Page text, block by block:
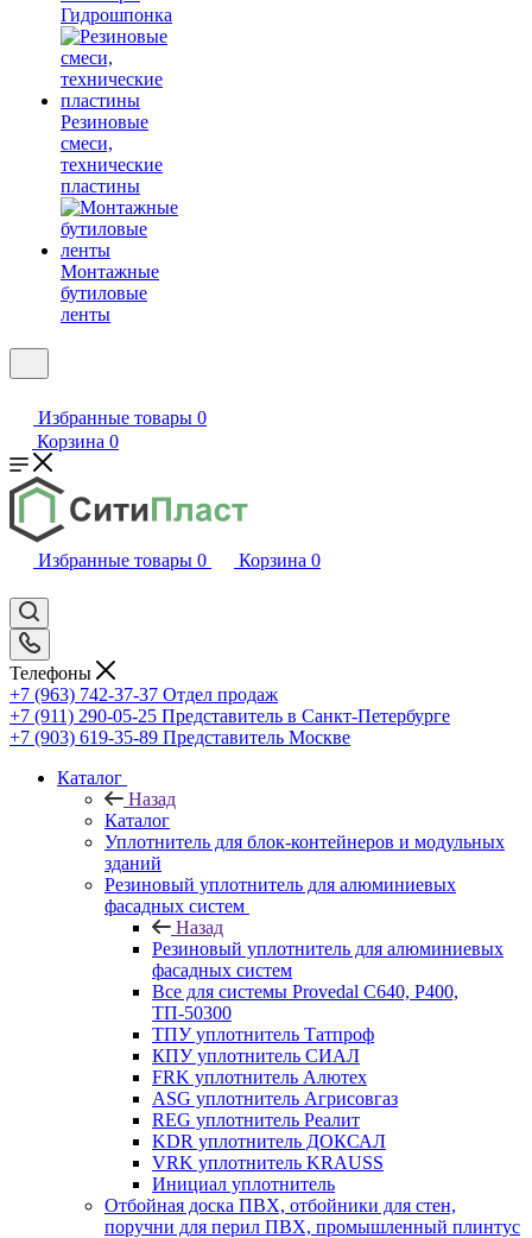
Гидрошпонка
Резиновые
смеси,
технические
пластины
Монтажные
бутиловые
ленты
Избранные товары 0
Корзина 0
Избранные товары 0 Корзина 0
Телефоны
+7 (963) 742-37-37 Отдел продаж
+7 (911) 290-05-25 Представитель в Санкт-Петербурге
+7 (903) 619-35-89 Представитель Москве
Каталог
Назад
Каталог
Уплотнитель для блок-контейнеров и модульных
зданий
Резиновый уплотнитель для алюминиевых
фасадных систем
Назад
Резиновый уплотнитель для алюминиевых
фасадных систем
Все для системы Provedal С640, Р400,
ТП-50300
ТПУ уплотнитель Татпроф
КПУ уплотнитель СИАЛ
FRK уплотнитель Алютех
ASG уплотнитель Агрисовгаз
REG уплотнитель Реалит
KDR уплотнитель ДОКСАЛ
VRK уплотнитель KRAUSS
Инициал уплотнитель
Отбойная доска ПВХ, отбойники для стен,
поручни для перил ПВХ, промышленный плинтус